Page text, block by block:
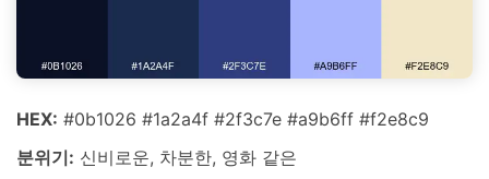
HEX: #0b1026 #1a2a4f #2f3c7e #a9b6ff #f2e8c9
분위기: 신비로운, 차분한, 영화 같은